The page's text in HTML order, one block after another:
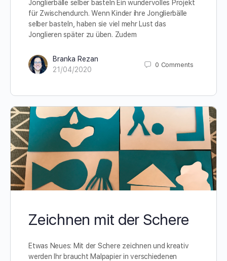
Jonglierbälle selber basteln Ein wundervolles Projekt
für Zwischendurch. Wenn Kinder ihre Jonglierbälle
selber basteln, haben sie viel mehr Lust das
Jonglieren später zu üben. Zudem
Branka Rezan
21/04/2020
0 Comments
Zeichnen mit der Schere
Etwas Neues: Mit der Schere zeichnen und kreativ
werden Ihr braucht Malpapier in verschiedenen